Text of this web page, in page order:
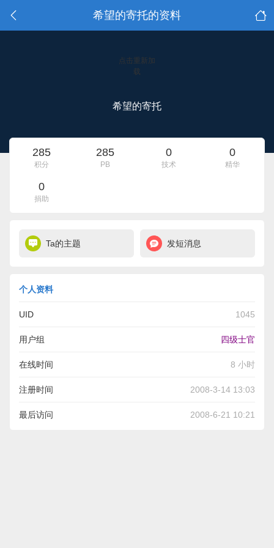
希望的寄托的资料
点击重新加
载
希望的寄托
285
积分
285
PB
0
技术
0
精华
0
捐助
Ta的主题 发短消息
个人资料
UID 1045
用户组 四级士官
在线时间 8 小时
注册时间 2008-3-14 13:03
最后访问 2008-6-21 10:21